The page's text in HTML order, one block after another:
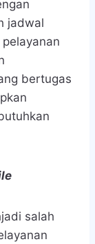
jadwal
bertugas
salah